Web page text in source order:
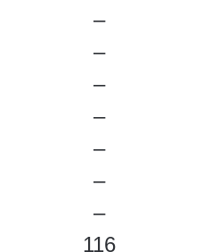
–
–
–
–
–
–
–
116